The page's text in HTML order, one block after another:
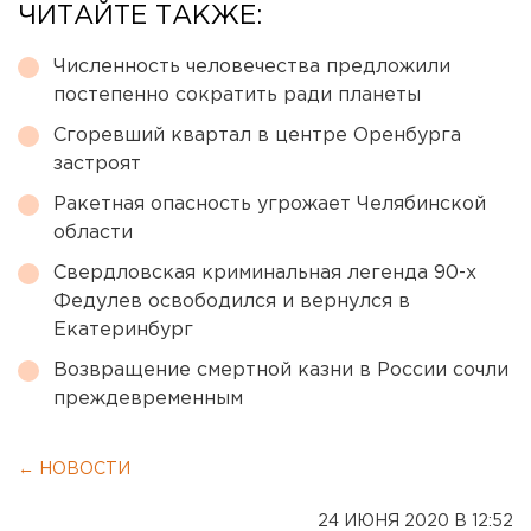
ЧИТАЙТЕ ТАКЖЕ:
Численность человечества предложили
постепенно сократить ради планеты
Сгоревший квартал в центре Оренбурга
застроят
Ракетная опасность угрожает Челябинской
области
Свердловская криминальная легенда 90-х
Федулев освободился и вернулся в
Екатеринбург
Возвращение смертной казни в России сочли
преждевременным
← НОВОСТИ
24 ИЮНЯ 2020 В 12:52